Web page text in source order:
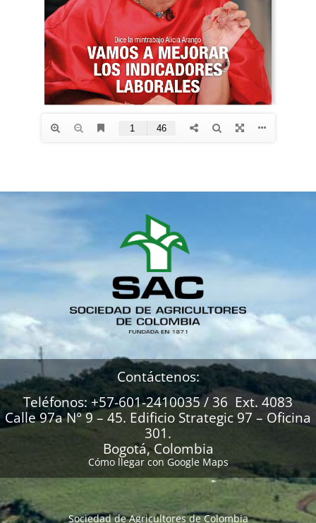
Contáctenos:
Teléfonos: +57-601-2410035 / 36 Ext. 4083
Calle 97a N° 9 – 45. Edificio Strategic 97 – Oficina
301.
Bogotá, Colombia
Cómo llegar con Google Maps
Sociedad de Agricultores de Colombia